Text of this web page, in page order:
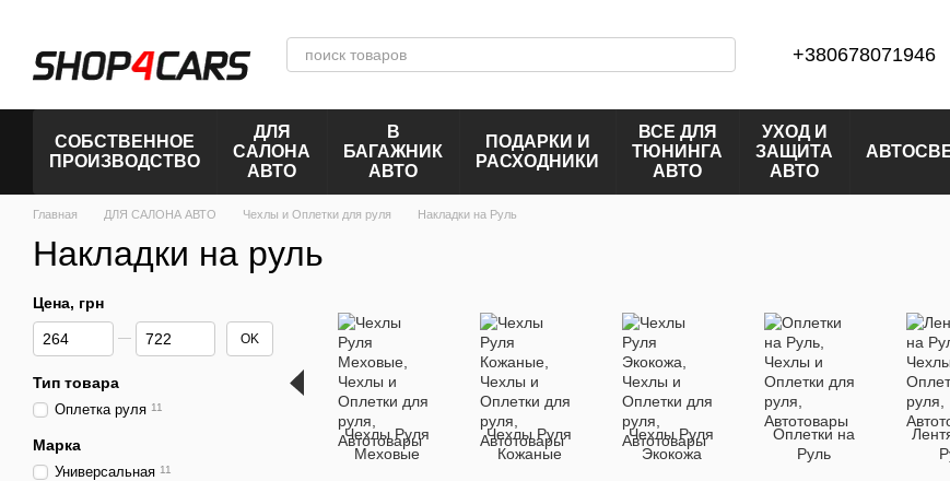
+380678071946
СОБСТВЕННОЕ
ПРОИЗВОДСТВО
ДЛЯ
САЛОНА
АВТО
В
БАГАЖНИК
АВТО
ПОДАРКИ И
РАСХОДНИКИ
ВСЕ ДЛЯ
ТЮНИНГА
АВТО
УХОД И
ЗАЩИТА
АВТО
Главная ДЛЯ САЛОНА АВТО Чехлы и Оплетки для руля Накладки на Руль
Накладки на руль
Чехлы Руля
Меховые
Чехлы Руля
Кожаные
Чехлы Руля
Экокожа
Оплетки на
Руль
Цена, грн
От Цена, грн
До Цена, грн OK
Тип товара
Оплетка руля 11
Марка
Универсальная 11